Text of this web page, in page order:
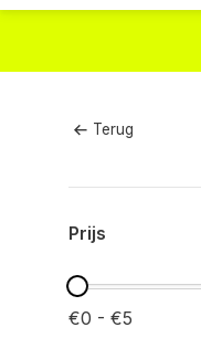
Terug
Prijs
€0 - €5